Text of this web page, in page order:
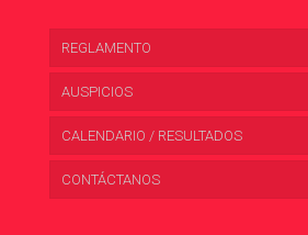
REGLAMENTO
AUSPICIOS
CALENDARIO / RESULTADOS
CONTÁCTANOS